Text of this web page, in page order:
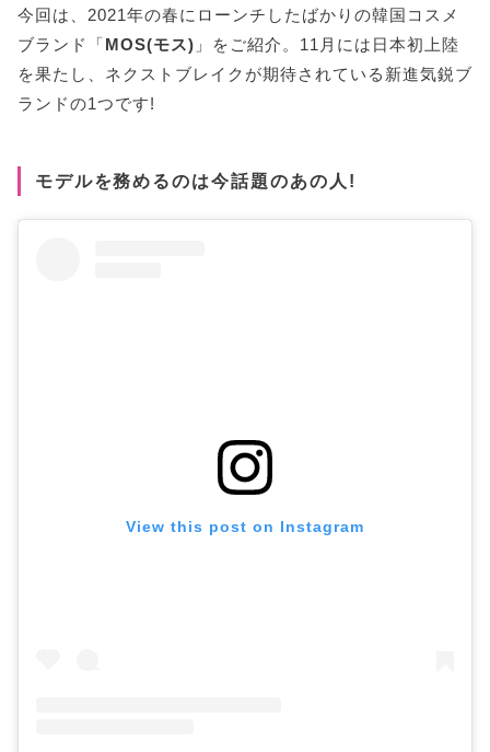
今回は、2021年の春にローンチしたばかりの韓国コスメ
ブランド「MOS(モス) 」をご紹介。11月には日本初上陸
を果たし、ネクストブレイクが期待されている新進気鋭ブ
ランドの1つです!
モデルを務めるのは今話題のあの人!
View this post on Instagram